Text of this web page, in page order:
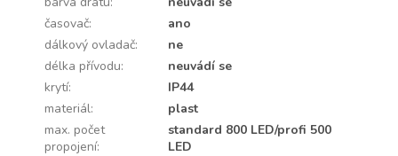
časovač:
ano
dálkový ovladač:
ne
délka přívodu:
neuvádí se
krytí:
IP44
materiál:
plast
max. počet
propojení:
standard 800 LED/profi 500
LED